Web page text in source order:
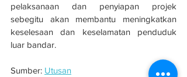
pelaksanaan dan penyiapan projek
sebegitu akan membantu meningkatkan
keselesaan dan keselamatan penduduk
luar bandar.
Sumber: Utusan